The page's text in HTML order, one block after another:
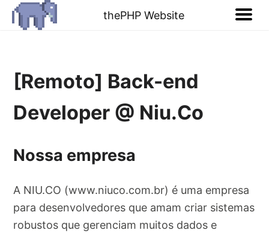
thePHP Website
[Remoto] Back-end
Developer @ Niu.Co
Nossa empresa
A NIU.CO (www.niuco.com.br) é uma empresa
para desenvolvedores que amam criar sistemas
robustos que gerenciam muitos dados e